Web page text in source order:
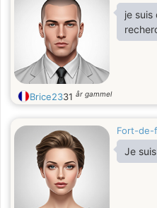
je suis
Brice2331 år gammel
Fort-de-
Je